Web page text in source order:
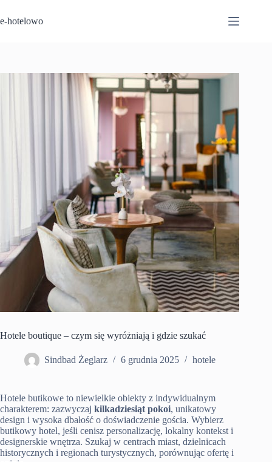
do
treści
e-hotelowo
Hotele boutique – czym się wyróżniają i gdzie szukać
Sindbad Żeglarz 6 grudnia 2025 hotele
Hotele butikowe to niewielkie obiekty z indywidualnym
charakterem: zazwyczaj kilkadziesiąt pokoi, unikatowy
design i wysoka dbałość o doświadczenie gościa. Wybierz
butikowy hotel, jeśli cenisz personalizację, lokalny kontekst i
designerskie wnętrza. Szukaj w centrach miast, dzielnicach
historycznych i regionach turystycznych, porównując ofertę i